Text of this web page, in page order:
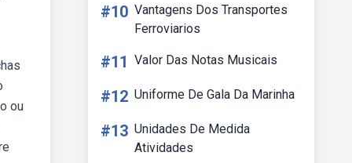
ou
#10 Vantagens Dos Transportes
Ferroviarios
#11 Valor Das Notas Musicais
#12 Uniforme De Gala Da Marinha
#13 Unidades De Medida
Atividades